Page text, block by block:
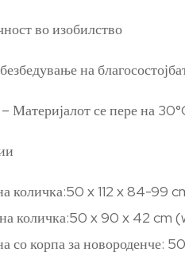
во изобилство
на
Материјалот се пере на
количка:50 x 112 x 84-99
количка:50 x 90 x 42
со корпа за новороденче: